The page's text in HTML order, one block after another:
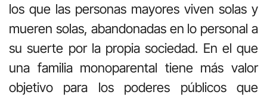
los que las personas mayores viven solas y
mueren solas, abandonadas en lo personal a
su suerte por la propia sociedad. En el que
una familia monoparental tiene más valor
objetivo para los poderes públicos que